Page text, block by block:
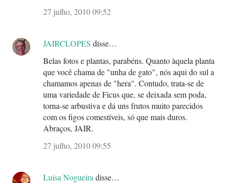
27 julho, 2010 09:52
JAIRCLOPES disse…
Belas fotos e plantas, parabéns. Quanto àquela planta
que você chama de "unha de gato", nós aqui do sul a
chamamos apenas de "hera". Contudo, trata-se de
uma variedade de Ficus que, se deixada sem poda,
torna-se arbustiva e dá uns frutos muito parecidos
com os figos comestíveis, só que mais duros.
Abraços, JAIR.
27 julho, 2010 09:55
Luísa Nogueira disse…